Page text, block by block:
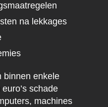
na lekkages
binnen enkele
schade
machines